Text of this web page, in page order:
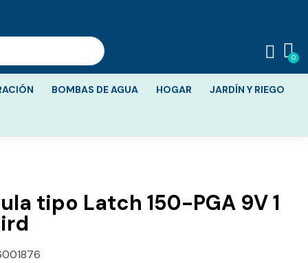
BOMBAS DE AGUA HOGAR JARDÍN Y RIEGO
tipo Latch 150-PGA 9V 1